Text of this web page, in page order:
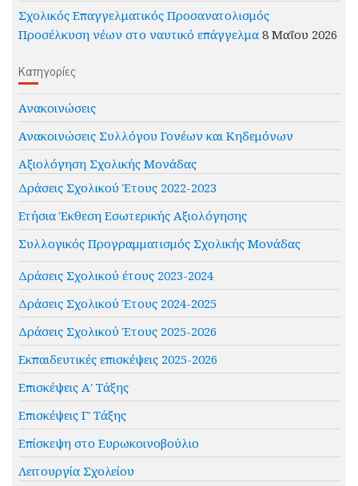
Σχολικός Επαγγελματικός Προσανατολισμός
Προσέλκυση νέων στο ναυτικό επάγγελμα 8 Μαΐου 2026
Kατηγορίες
Ανακοινώσεις
Ανακοινώσεις Συλλόγου Γονέων και Κηδεμόνων
Αξιολόγηση Σχολικής Μονάδας
Δράσεις Σχολικού Έτους 2022-2023
Ετήσια Έκθεση Εσωτερικής Αξιολόγησης
Συλλογικός Προγραμματισμός Σχολικής Μονάδας
Δράσεις Σχολικού έτους 2023-2024
Δράσεις Σχολικού Έτους 2024-2025
Δράσεις Σχολικού Έτους 2025-2026
Εκπαιδευτικές επισκέψεις 2025-2026
Επισκέψεις Α' Τάξης
Επισκέψεις Γ' Τάξης
Επίσκεψη στο Ευρωκοινοβούλιο
Λειτουργία Σχολείου